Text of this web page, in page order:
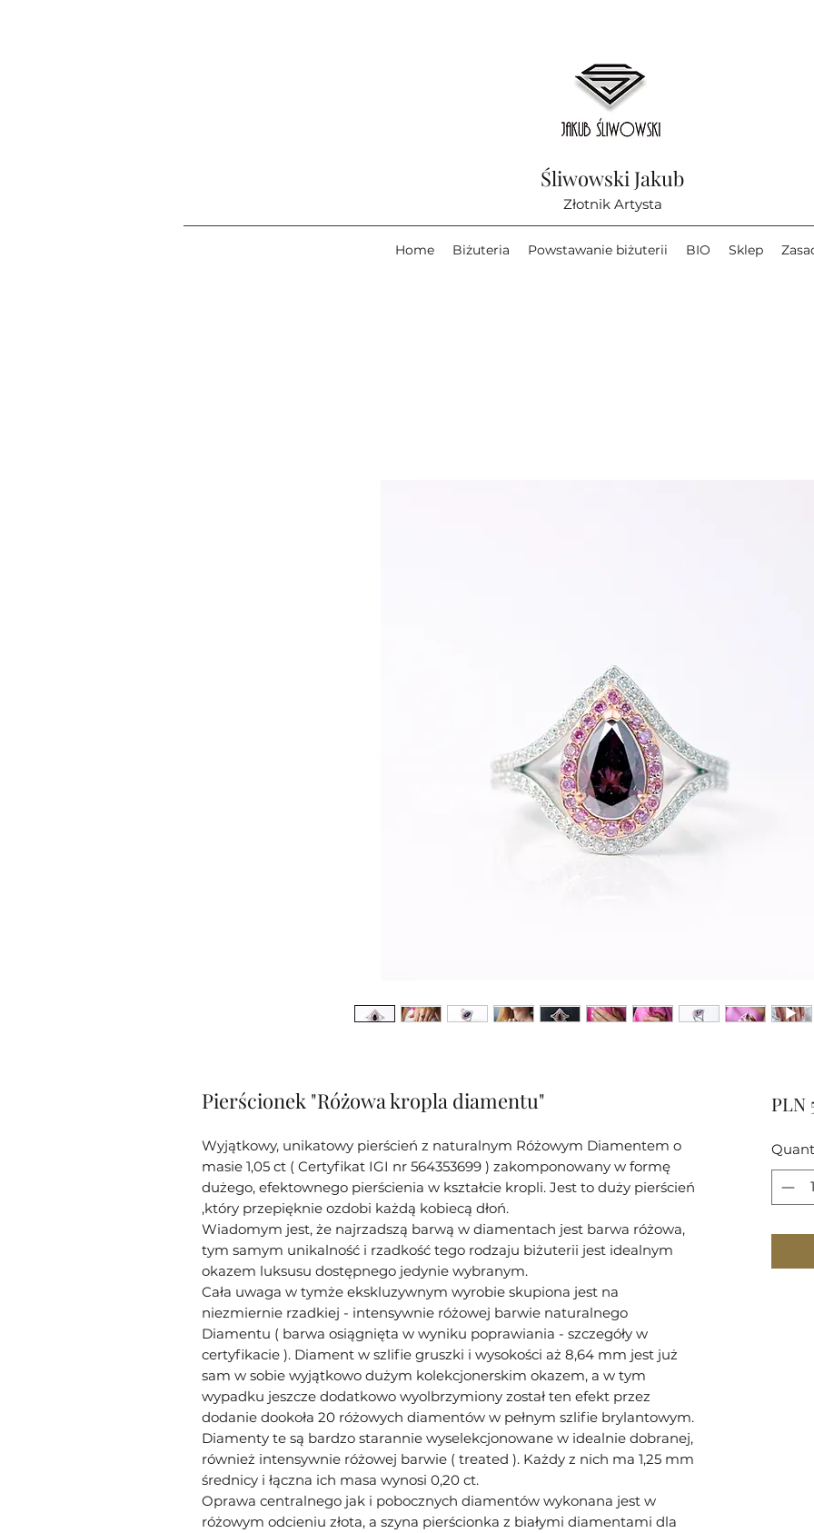
Śliwowski Jakub
Złotnik Artysta
Home Biżuteria Powstawanie biżuterii BIO Sklep
Pierścionek "Różowa kropla diamentu"
Wyjątkowy, unikatowy pierścień z naturalnym Różowym Diamentem o
masie 1,05 ct ( Certyfikat IGI nr 564353699 ) zakomponowany w formę
dużego, efektownego pierścienia w kształcie kropli. Jest to duży pierścień
,który przepięknie ozdobi każdą kobiecą dłoń.
Wiadomym jest, że najrzadszą barwą w diamentach jest barwa różowa,
tym samym unikalność i rzadkość tego rodzaju biżuterii jest idealnym
okazem luksusu dostępnego jedynie wybranym.
Cała uwaga w tymże ekskluzywnym wyrobie skupiona jest na
niezmiernie rzadkiej - intensywnie różowej barwie naturalnego
Diamentu ( barwa osiągnięta w wyniku poprawiania - szczegóły w
certyfikacie ). Diament w szlifie gruszki i wysokości aż 8,64 mm jest już
sam w sobie wyjątkowo dużym kolekcjonerskim okazem, a w tym
wypadku jeszcze dodatkowo wyolbrzymiony został ten efekt przez
dodanie dookoła 20 różowych diamentów w pełnym szlifie brylantowym.
Diamenty te są bardzo starannie wyselekcjonowane w idealnie dobranej,
również intensywnie różowej barwie ( treated ). Każdy z nich ma 1,25 mm
średnicy i łączna ich masa wynosi 0,20 ct.
Oprawa centralnego jak i pobocznych diamentów wykonana jest w
różowym odcieniu złota, a szyna pierścionka z białymi diamentami dla
PLN